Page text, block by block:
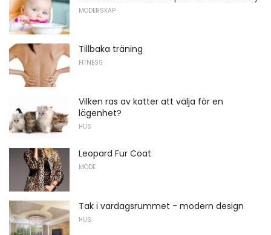
MODERSKAP
Tillbaka träning
FITNESS
Vilken ras av katter att välja för en
lägenhet?
HUS
Leopard Fur Coat
MODE
Tak i vardagsrummet - modern design
HUS